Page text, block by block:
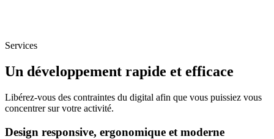
Services
Un développement rapide et efficace
Libérez-vous des contraintes du digital afin que vous puissiez vous
concentrer sur votre activité.
Design responsive, ergonomique et moderne